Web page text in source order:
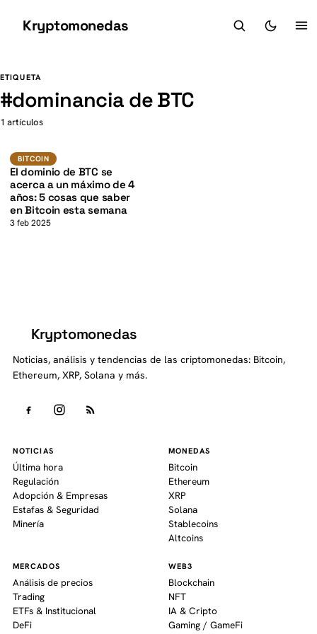
Kryptomonedas
ETIQUETA
#dominancia de BTC
1 artículos
BITCOIN K
BITCOIN
El dominio de BTC se
acerca a un máximo de 4
años: 5 cosas que saber
en Bitcoin esta semana
3 feb 2025
Kryptomonedas
Noticias, análisis y tendencias de las criptomonedas: Bitcoin,
Ethereum, XRP, Solana y más.
NOTICIAS
Última hora
Regulación
Adopción & Empresas
Estafas & Seguridad
Minería
MONEDAS
Bitcoin
Ethereum
XRP
Solana
Stablecoins
Altcoins
MERCADOS
Análisis de precios
Trading
ETFs & Institucional
DeFi
WEB3
Blockchain
NFT
IA & Cripto
Gaming / GameFi